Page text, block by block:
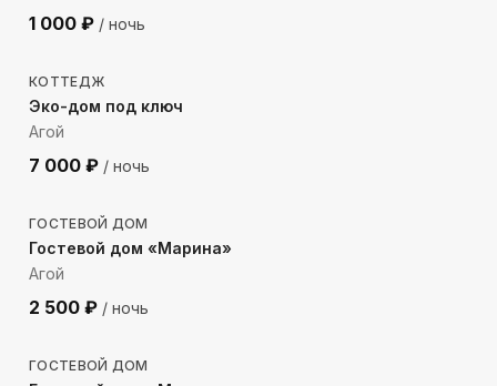
1 000 ₽ / ночь
4006м до моря
КОТТЕДЖ
Эко-дом под ключ
Агой
7 000 ₽ / ночь
1591м до моря
ГОСТЕВОЙ ДОМ
Гостевой дом «Марина»
Агой
2 500 ₽ / ночь
457м до моря
ГОСТЕВОЙ ДОМ